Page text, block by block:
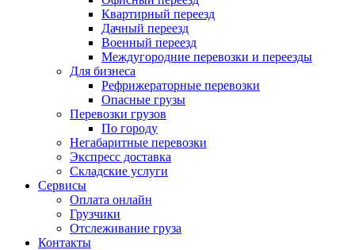
Квартирный переезд
Дачный переезд
Военный переезд
Междугородние перевозки и переезды
Для бизнеса
Рефрижераторные перевозки
Опасные грузы
Перевозки грузов
По городу
Негабаритные перевозки
Экспресс доставка
Складские услуги
Сервисы
Оплата онлайн
Грузчики
Отслеживание груза
Контакты